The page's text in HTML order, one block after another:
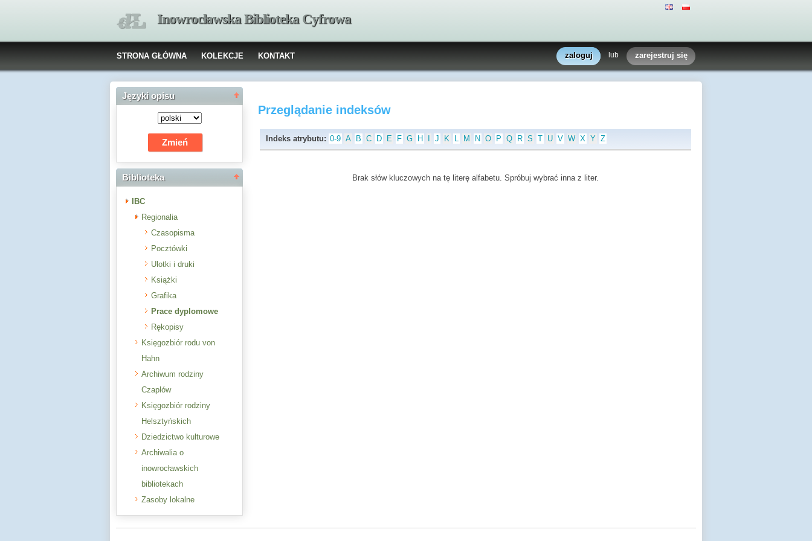
Inowrocławska Biblioteka Cyfrowa
STRONA GŁÓWNA KOLEKCJE KONTAKT zaloguj lub zarejestruj się
Języki opisu
Biblioteka
IBC
Regionalia
Czasopisma
Pocztówki
Ulotki i druki
Książki
Grafika
Prace dyplomowe
Rękopisy
Księgozbiór rodu von
Hahn
Archiwum rodziny
Czaplów
Księgozbiór rodziny
Helsztyńskich
Dziedzictwo kulturowe
Archiwalia o
inowrocławskich
bibliotekach
Zasoby lokalne
Przeglądanie indeksów
Indeks atrybutu: 0-9 A B C D E F G H J K L M N O P Q R S T U V W X Y Z
Brak słów kluczowych na tę literę alfabetu. Spróbuj wybrać inna z liter.